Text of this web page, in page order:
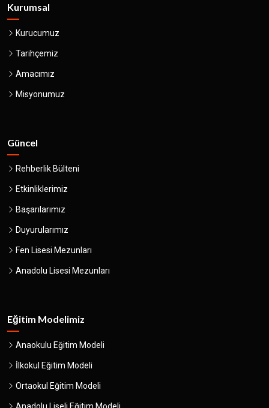
Kurumsal
Kurucumuz
Tarihçemiz
Amacımız
Misyonumuz
Güncel
Rehberlik Bülteni
Etkinliklerimiz
Başarılarımız
Duyurularımız
Fen Lisesi Mezunları
Anadolu Lisesi Mezunları
Eğitim Modelimiz
Anaokulu Eğitim Modeli
İlkokul Eğitim Modeli
Ortaokul Eğitim Modeli
Anadolu Liseli Eğitim Modeli